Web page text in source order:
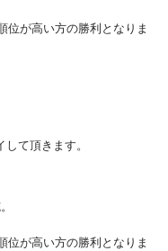
位が高い方の勝利となりま
て頂きます。
位が高い方の勝利となりま